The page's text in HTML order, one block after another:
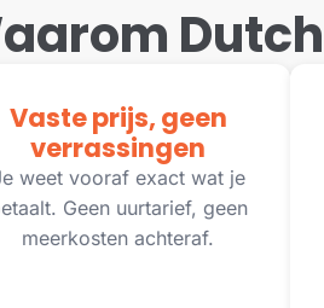
Vaste prijs, geen
verrassingen
weet vooraf exact wat je
Geen uurtarief, geen
meerkosten achteraf.